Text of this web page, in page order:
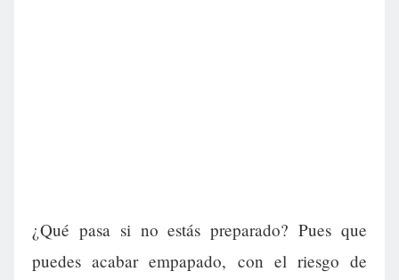
¿Qué pasa si no estás preparado? Pues que
puedes acabar empapado, con el riesgo de